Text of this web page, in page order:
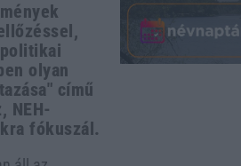
olyan
című
NEH-
fókuszál.